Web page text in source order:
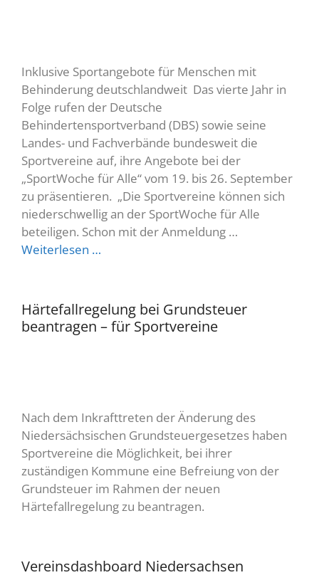
Inklusive Sportangebote für Menschen mit
Behinderung deutschlandweit Das vierte Jahr in
Folge rufen der Deutsche
Behindertensportverband (DBS) sowie seine
Landes- und Fachverbände bundesweit die
Sportvereine auf, ihre Angebote bei der
„SportWoche für Alle“ vom 19. bis 26. September
zu präsentieren. „Die Sportvereine können sich
niederschwellig an der SportWoche für Alle
beteiligen. Schon mit der Anmeldung …
Weiterlesen …
Härtefallregelung bei Grundsteuer
beantragen – für Sportvereine
Nach dem Inkrafttreten der Änderung des
Niedersächsischen Grundsteuergesetzes haben
Sportvereine die Möglichkeit, bei ihrer
zuständigen Kommune eine Befreiung von der
Grundsteuer im Rahmen der neuen
Härtefallregelung zu beantragen.
Vereinsdashboard Niedersachsen